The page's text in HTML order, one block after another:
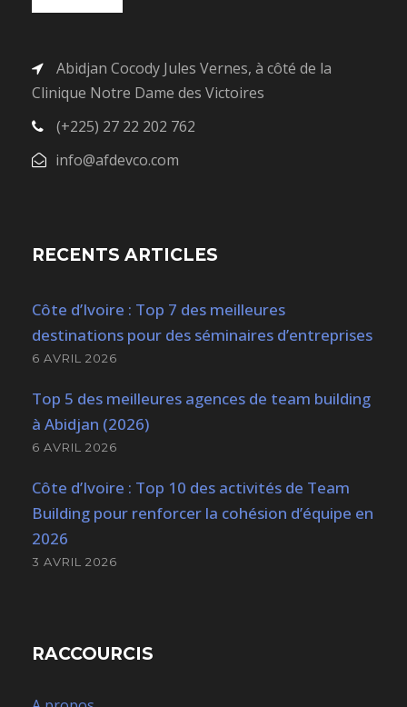
Abidjan Cocody Jules Vernes, à côté de la
Clinique Notre Dame des Victoires
(+225) 27 22 202 762
info@afdevco.com
RECENTS ARTICLES
Côte d’Ivoire : Top 7 des meilleures
destinations pour des séminaires d’entreprises
6 AVRIL 2026
Top 5 des meilleures agences de team building
à Abidjan (2026)
6 AVRIL 2026
Côte d’Ivoire : Top 10 des activités de Team
Building pour renforcer la cohésion d’équipe en
2026
3 AVRIL 2026
RACCOURCIS